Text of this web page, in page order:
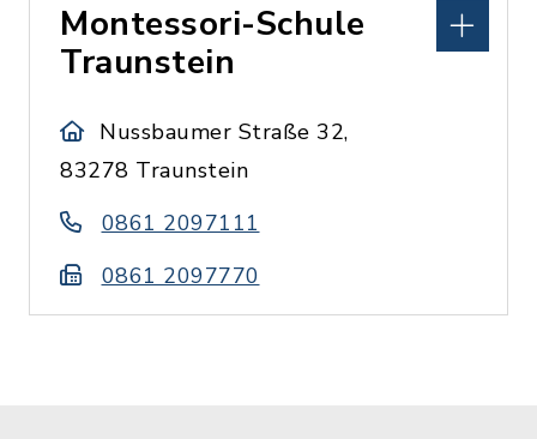
Montessori-Schule
Traunstein
Nussbaumer Straße 32,
83278 Traunstein
0861 2097111
0861 2097770